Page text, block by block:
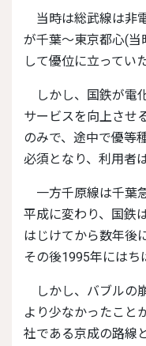
当時は総武線は非電化であり、電化されていた京成
が千葉～東京都心(当
して優位に立っていた
しかし、国鉄が電化、複々線化、東京駅乗り入れと
サービスを向上させ
のみで、途中で優等
必須となり、利用者
一方千原線は千葉急行という名前で1992年、元号は
平成に変わり、国鉄
はじけてから数年後
その後1995年にはち
しかし、バブルの崩壊やニュータウンの人口が予想
より少なかったこと
社である京成の路線